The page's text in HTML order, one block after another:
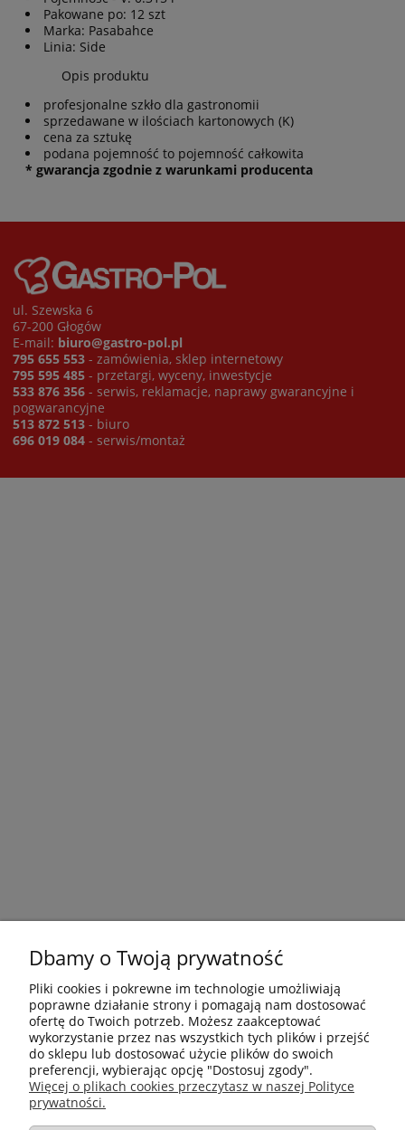
Pakowane po: 12 szt
Marka: Pasabahce
Linia: Side
Opis produktu
profesjonalne szkło dla gastronomii
sprzedawane w ilościach kartonowych (K)
cena za sztukę
podana pojemność to pojemność całkowita
* gwarancja zgodnie z warunkami producenta
ul. Szewska 6
67-200 Głogów
E-mail: biuro@gastro-pol.pl
795 655 553 - zamówienia, sklep internetowy
795 595 485 - przetargi, wyceny, inwestycje
533 876 356 - serwis, reklamacje, naprawy gwarancyjne i
pogwarancyjne
513 872 513 - biuro
696 019 084 - serwis/montaż
Płatności i dostawa
Dbamy o Twoją prywatność
Pliki cookies i pokrewne im technologie umożliwiają
poprawne działanie strony i pomagają nam dostosować
ofertę do Twoich potrzeb. Możesz zaakceptować
wykorzystanie przez nas wszystkich tych plików i przejść
do sklepu lub dostosować użycie plików do swoich
preferencji, wybierając opcję "Dostosuj zgody".
Więcej o plikach cookies przeczytasz w naszej Polityce
prywatności.